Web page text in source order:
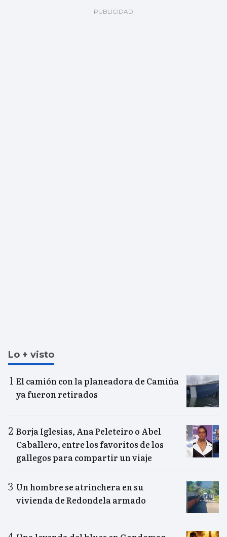
Lo + visto
El camión con la planeadora de Camiña
ya fueron retirados
Borja Iglesias, Ana Peleteiro o Abel
Caballero, entre los favoritos de los
gallegos para compartir un viaje
Un hombre se atrinchera en su
vivienda de Redondela armado